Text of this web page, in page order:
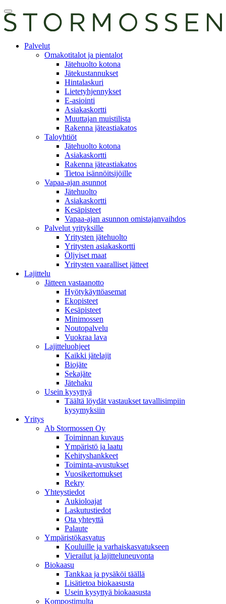
Skip
to
content
Avaa
päävalikko
asiointiPalvelut
Omakotitalot ja pientalot
Jätehuolto kotona
Jätekustannukset
Hintalaskuri
Lietetyhjennykset
E-asiointi
Asiakaskortti
Muuttajan muistilista
Rakenna jäteastiakatos
Taloyhtiöt
Jätehuolto kotona
Asiakaskortti
Rakenna jäteastiakatos
Tietoa isännöitsijöille
Vapaa-ajan asunnot
Jätehuolto
Asiakaskortti
Kesäpisteet
Vapaa-ajan asunnon omistajanvaihdos
Palvelut yrityksille
Yritysten jätehuolto
Yritysten asiakaskortti
Öljyiset maat
Yritysten vaaralliset jätteet
Lajittelu
Jätteen vastaanotto
Hyötykäyttöasemat
Ekopisteet
Kesäpisteet
Minimossen
Noutopalvelu
Vuokraa lava
Lajitteluohjeet
Kaikki jätelajit
Biojäte
Sekajäte
Jätehaku
Usein kysyttyä
Täältä löydät vastaukset tavallisimpiin
kysymyksiin
Yritys
Ab Stormossen Oy
Toiminnan kuvaus
Ympäristö ja laatu
Kehityshankkeet
Toiminta-avustukset
Vuosikertomukset
Rekry
Yhteystiedot
Aukioloajat
Laskutustiedot
Ota yhteyttä
Palaute
Ympäristökasvatus
Kouluille ja varhaiskasvatukseen
Vierailut ja lajitteluneuvonta
Biokaasu
Tankkaa ja pysäköi täällä
Lisätietoa biokaasusta
Usein kysyttyä biokaasusta
Kompostimulta